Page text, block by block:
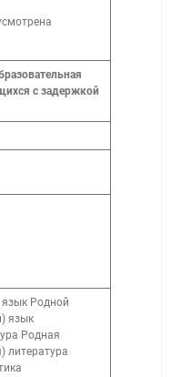
с задержкой
язык Родной
язык
Родная
литература